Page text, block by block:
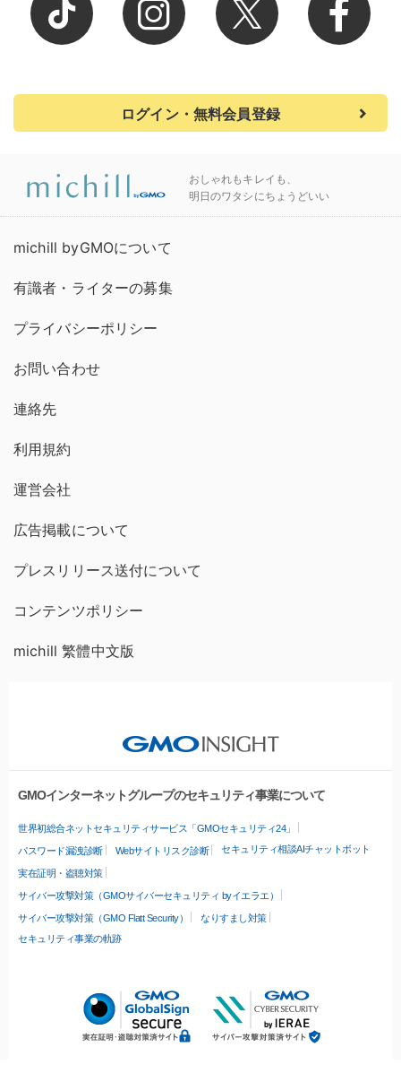
ログイン・無料会員登録
おしゃれもキレイも、
明日のワタシにちょうどいい
michill byGMOについて
有識者・ライターの募集
プライバシーポリシー
お問い合わせ
連絡先
利用規約
運営会社
広告掲載について
プレスリリース送付について
コンテンツポリシー
michill 繁體中文版
GMOインターネットグループのセキュリティ事業について
世界初総合ネットセキュリティサービス「GMOセキュリティ24」
パスワード漏洩診断 Webサイトリスク診断 セキュリティ相談AIチャットボット
実在証明・盗聴対策
サイバー攻撃対策（GMOサイバーセキュリティ byイエラエ）
サイバー攻撃対策（GMO Flatt Security）
なりすまし対策
セキュリティ事業の軌跡